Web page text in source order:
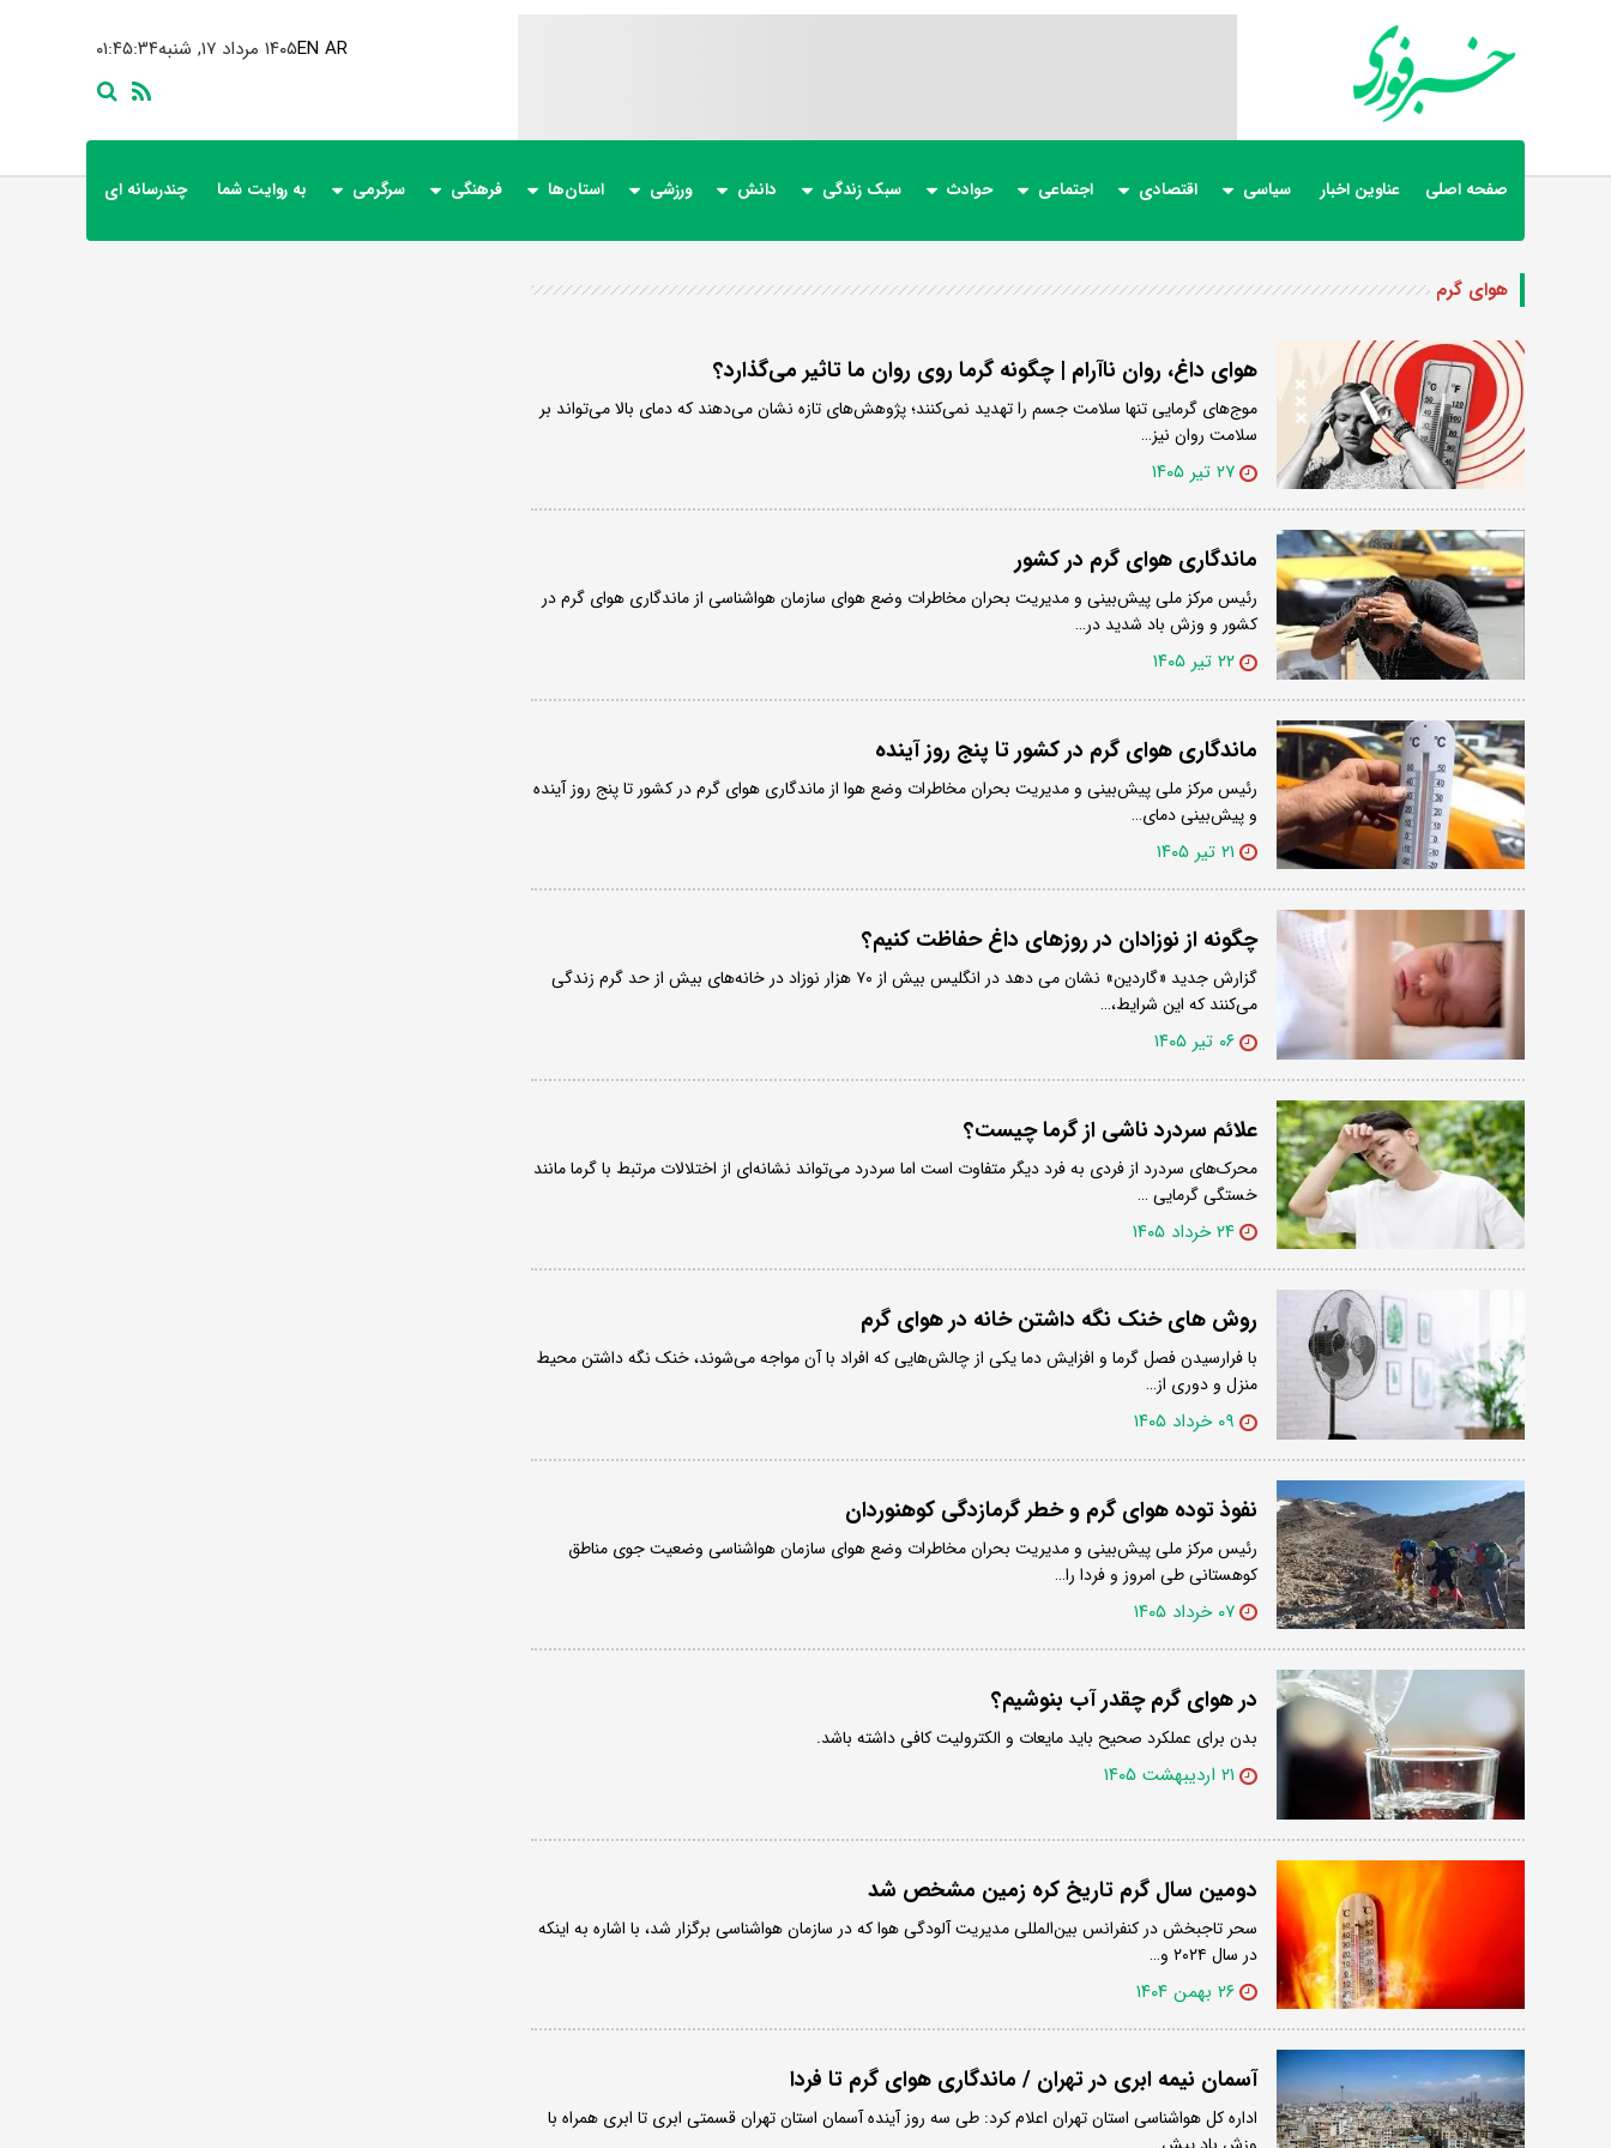
۰۱:۴۵:۳۵ ۱۴۰۵ مرداد ۱۷, شنبهEN AR
صفحه اصلی عناوین اخبار سیاسی اقتصادی اجتماعی حوادث سبک زندگی دانش ورزشی استان‌ها فرهنگی سرگرمی به روایت شما چندرسانه ای
هوای گرم
هوای داغ، روان ناآرام | چگونه گرما روی روان ما تاثیر می‌گذارد؟
موج‌های گرمایی تنها سلامت جسم را تهدید نمی‌کنند؛ پژوهش‌های تازه نشان می‌دهند که دمای بالا می‌تواند بر
سلامت روان نیز…
۲۷ تیر ۱۴۰۵
ماندگاری هوای گرم در کشور
رئیس مرکز ملی پیش‌بینی و مدیریت بحران مخاطرات وضع هوای سازمان هواشناسی از ماندگاری هوای گرم در
کشور و وزش باد شدید در…
۲۲ تیر ۱۴۰۵
ماندگاری هوای گرم در کشور تا پنج روز آینده
رئیس مرکز ملی پیش‌بینی و مدیریت بحران مخاطرات وضع هوا از ماندگاری هوای گرم در کشور تا پنج روز آینده
و پیش‌بینی دمای…
۲۱ تیر ۱۴۰۵
چگونه از نوزادان در روزهای داغ حفاظت کنیم؟
گزارش جدید «گاردین» نشان می دهد در انگلیس بیش از ۷۰ هزار نوزاد در خانه‌های بیش از حد گرم زندگی
می‌کنند که این شرایط،…
۰۶ تیر ۱۴۰۵
علائم سردرد ناشی از گرما چیست؟
محرک‌های سردرد از فردی به فرد دیگر متفاوت است اما سردرد می‌تواند نشانه‌ای از اختلالات مرتبط با گرما مانند
خستگی گرمایی …
۲۴ خرداد ۱۴۰۵
روش های خنک نگه داشتن خانه در هوای گرم
با فرارسیدن فصل گرما و افزایش دما یکی از چالش‌هایی که افراد با آن مواجه می‌شوند، خنک نگه داشتن محیط
منزل و دوری از…
۰۹ خرداد ۱۴۰۵
نفوذ توده هوای گرم و خطر گرمازدگی کوهنوردان
رئیس مرکز ملی پیش‌بینی و مدیریت بحران مخاطرات وضع هوای سازمان هواشناسی وضعیت جوی مناطق
کوهستانی طی امروز و فردا را…
۰۷ خرداد ۱۴۰۵
در هوای گرم چقدر آب بنوشیم؟
بدن برای عملکرد صحیح باید مایعات و الکترولیت کافی داشته باشد.
۲۱ اردیبهشت ۱۴۰۵
دومین سال گرم تاریخ کره زمین مشخص شد
سحر تاجبخش در کنفرانس بین‌المللی مدیریت آلودگی هوا که در سازمان هواشناسی برگزار شد، با اشاره به اینکه
در سال ۲۰۲۴ و…
۲۶ بهمن ۱۴۰۴
آسمان نیمه ابری در تهران / ماندگاری هوای گرم تا فردا
اداره کل هواشناسی استان تهران اعلام کرد: طی سه روز آینده آسمان استان تهران قسمتی ابری تا ابری همراه با